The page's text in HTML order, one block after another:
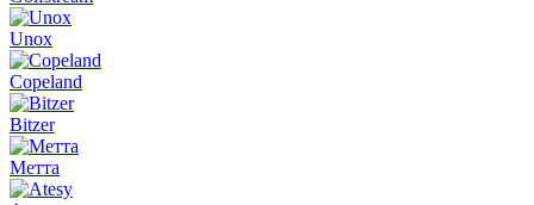
Unox
Copeland
Bitzer
Метта